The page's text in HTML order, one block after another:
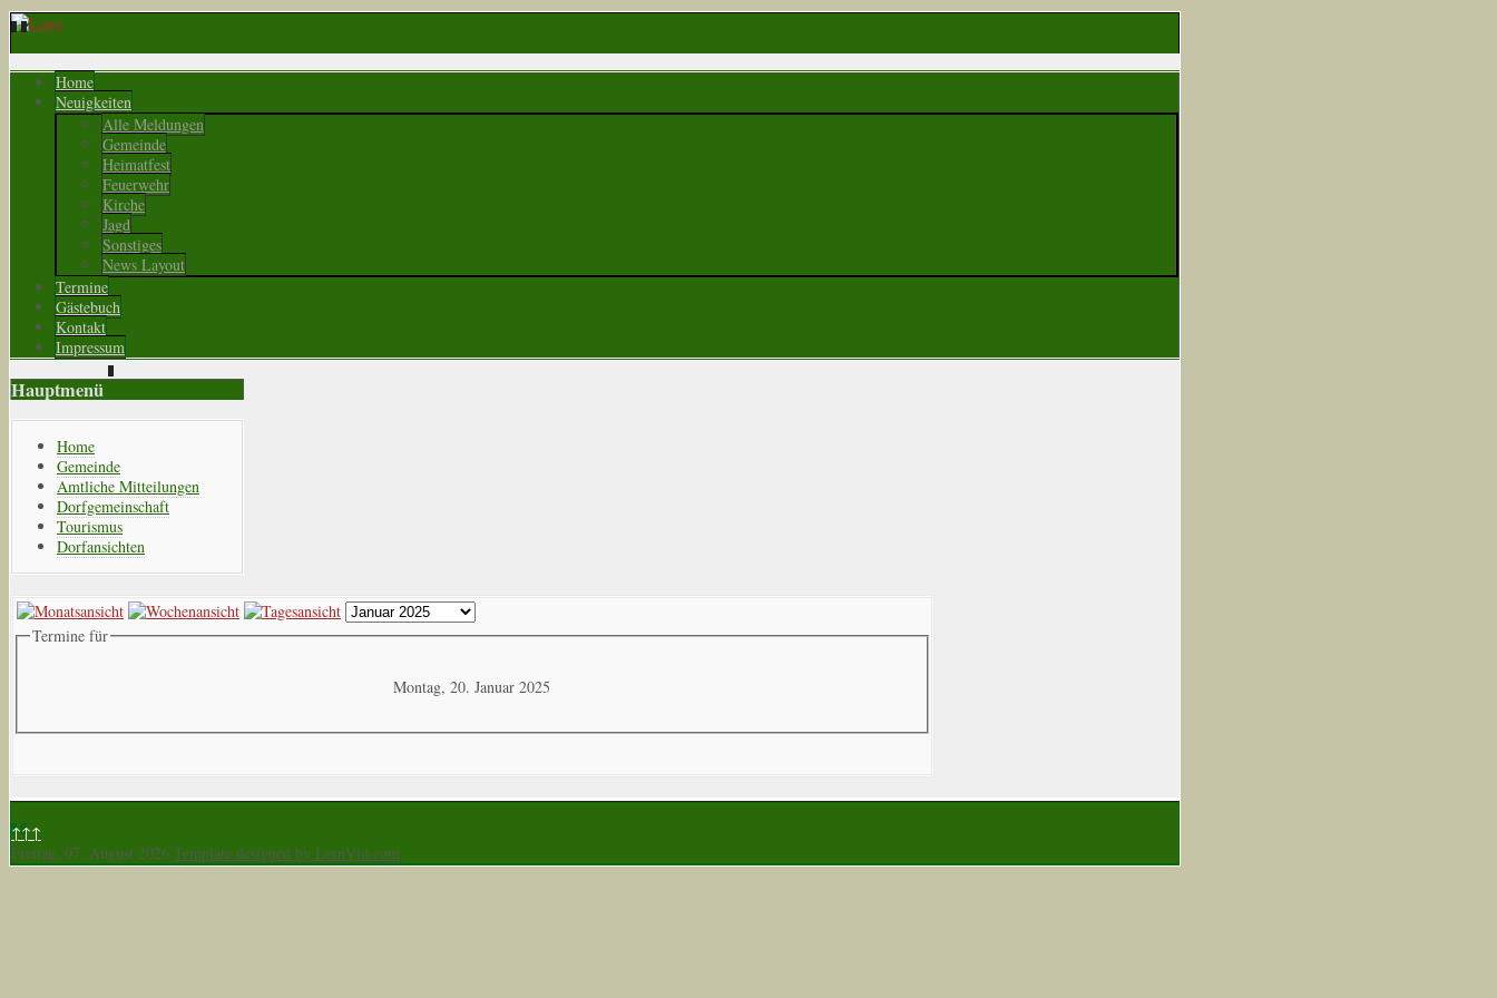
Home
Neuigkeiten
Alle Meldungen
Gemeinde
Heimatfest
Feuerwehr
Kirche
Jagd
Sonstiges
News Layout
Termine
Gästebuch
Kontakt
Impressum
Hauptmenü
Home
Gemeinde
Amtliche Mitteilungen
Dorfgemeinschaft
Tourismus
Dorfansichten
Termine für
Montag, 20. Januar 2025
↑↑↑
Freitag, 07. August 2026 Template designed by LernVid.com